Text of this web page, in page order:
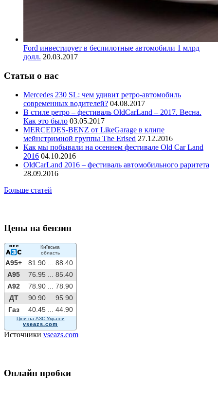
Ford инвестирует в беспилотные автомобили 1 млрд
долл. 20.03.2017
Статьи о нас
Mercedes 230 SL: чем удивит ретро-автомобиль
современных водителей? 04.08.2017
В стиле ретро – фестиваль OldCarLand – 2017. Весна.
Как это было 03.05.2017
MERCEDES-BENZ от LikeGarage в клипе
мейнстримной группы The Erised 27.12.2016
Как мы побывали на осеннем фестивале Old Car Land
2016 04.10.2016
OldCarLand 2016 – фестиваль автомобильного раритета
28.09.2016
Больше статей
Цены на бензин
Київська
область
A95+ 81.90 ...
88.40
A95
76.95 ...
85.40
A92
78.90 ...
78.90
ДТ
90.90 ...
95.90
Газ
40.45 ... 44.90
Ціни на АЗС України
vseazs.com
Источники vseazs.com
Онлайн пробки